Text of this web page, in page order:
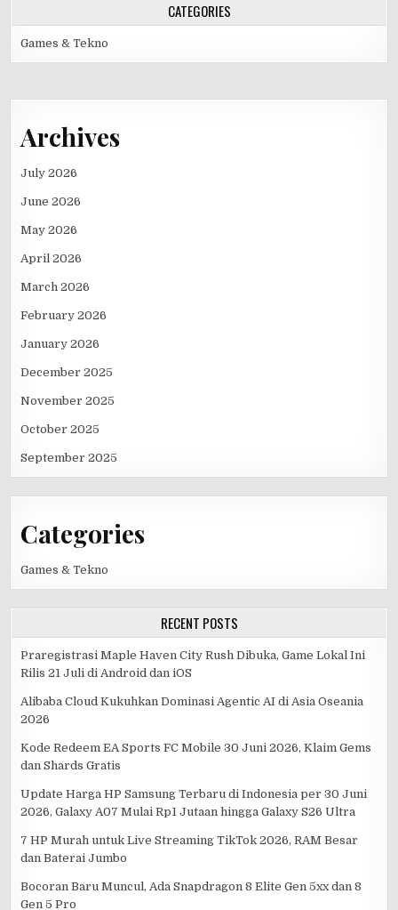
CATEGORIES
Games & Tekno
Archives
July 2026
June 2026
May 2026
April 2026
March 2026
February 2026
January 2026
December 2025
November 2025
October 2025
September 2025
Categories
Games & Tekno
RECENT POSTS
Praregistrasi Maple Haven City Rush Dibuka, Game Lokal Ini
Rilis 21 Juli di Android dan iOS
Alibaba Cloud Kukuhkan Dominasi Agentic AI di Asia Oseania
2026
Kode Redeem EA Sports FC Mobile 30 Juni 2026, Klaim Gems
dan Shards Gratis
Update Harga HP Samsung Terbaru di Indonesia per 30 Juni
2026, Galaxy A07 Mulai Rp1 Jutaan hingga Galaxy S26 Ultra
7 HP Murah untuk Live Streaming TikTok 2026, RAM Besar
dan Baterai Jumbo
Bocoran Baru Muncul, Ada Snapdragon 8 Elite Gen 5xx dan 8
Gen 5 Pro